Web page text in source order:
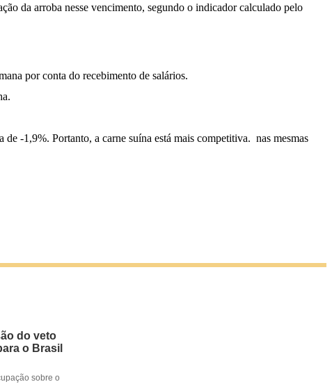
da arroba nesse vencimento, segundo o indicador calculado pelo
por conta do recebimento de salários.
-1,9%. Portanto, a carne suína está mais competitiva. nas mesmas
do veto
o Brasil
sobre o